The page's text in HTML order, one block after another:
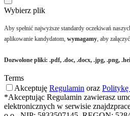
Wybierz plik
Aby spełnić najwyższe standardy oczekiwań
aplikowanie kandydatom, wymagamy, aby
Dozwolone pliki: .pdf, .doc, .docx, .jpg, .png,
Terms
Akceptuję Regulamin oraz Politykę
*Akceptując Regulamin zawierasz
elektronicznych w serwisie